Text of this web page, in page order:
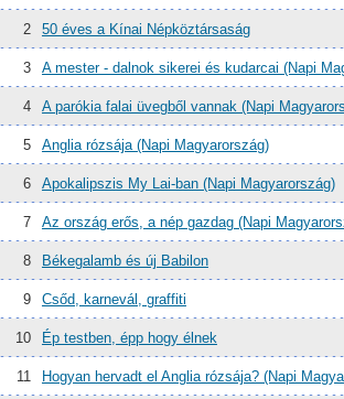
2 50 éves a Kínai Népköztársaság
3 A mester - dalnok sikerei és kudarcai (Napi
4 A parókia falai üvegből vannak (Napi
5 Anglia rózsája (Napi Magyarország)
6 Apokalipszis My Lai-ban (Napi Magyarország)
7 Az ország erős, a nép gazdag (Napi
8 Békegalamb és új Babilon
9 Csőd, karnevál, graffiti
10 Ép testben, épp hogy élnek
11 Hogyan hervadt el Anglia rózsája? (Napi